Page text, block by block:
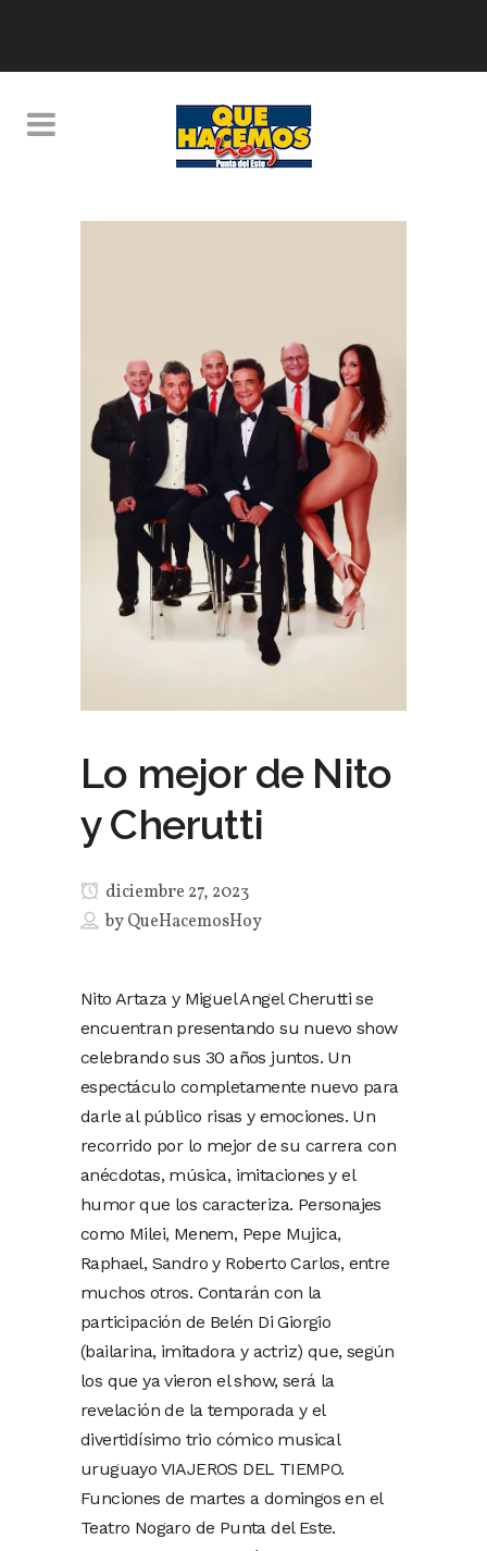
Lo mejor de Nito
y Cherutti
diciembre 27, 2023
byQueHacemosHoy
Nito Artaza y Miguel Angel Cherutti se
encuentran presentando su nuevo show
celebrando sus 30 años juntos. Un
espectáculo completamente nuevo para
darle al público risas y emociones. Un
recorrido por lo mejor de su carrera con
anécdotas, música, imitaciones y el
humor que los caracteriza. Personajes
como Milei, Menem, Pepe Mujica,
Raphael, Sandro y Roberto Carlos, entre
muchos otros. Contarán con la
participación de Belén Di Giorgio
(bailarina, imitadora y actriz) que, según
los que ya vieron el show, será la
revelación de la temporada y el
divertidísimo trio cómico musical
uruguayo VIAJEROS DEL TIEMPO.
Funciones de martes a domingos en el
Teatro Nogaro de Punta del Este.